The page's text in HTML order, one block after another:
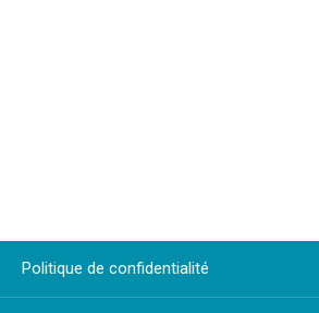
Politique de confidentialité